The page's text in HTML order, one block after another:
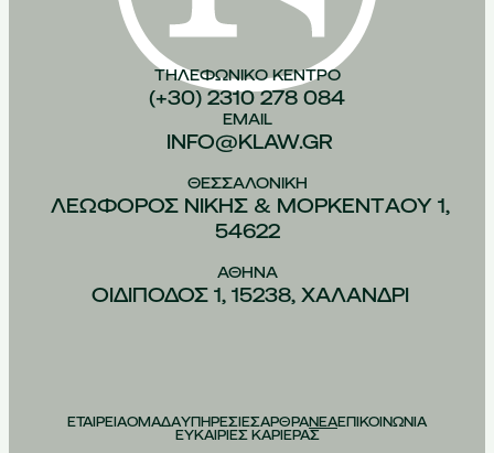
ΤΗΛΕΦΩΝΙΚO ΚEΝΤΡΟ
(+30) 2310 278 084
EMAIL
INFO@KLAW.GR
ΘΕΣΣΑΛΟΝIΚΗ
ΛΕΩΦOΡΟΣ ΝIΚΗΣ & ΜΟΡΚΕΝΤAΟΥ 1,
54622
ΑΘHΝΑ
ΟΙΔIΠΟΔΟΣ 1, 15238, ΧΑΛAΝΔΡΙ
ΕΤΑΙΡΕΙΑΟΜΑΔΑΥΠΗΡΕΣΙΕΣΑΡΘΡΑΝΕΑΕΠΙΚΟΙΝΩΝΙΑ
ΕΥΚΑΙΡΙΕΣ ΚΑΡΙΕΡΑΣ